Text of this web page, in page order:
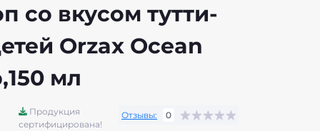
со вкусом тутти-
Orzax Ocean
мл
Продукция
сертифицирована!
Отзывы: 0